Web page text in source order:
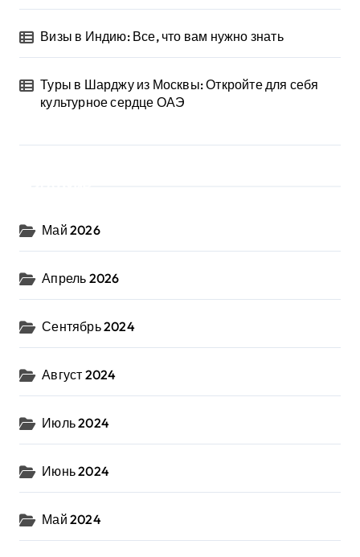
Визы в Индию: Все, что вам нужно знать
Туры в Шарджу из Москвы: Откройте для себя
культурное сердце ОАЭ
Май 2026
Апрель 2026
Сентябрь 2024
Август 2024
Июль 2024
Июнь 2024
Май 2024